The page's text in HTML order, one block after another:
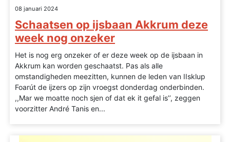
08 januari 2024
Schaatsen op ijsbaan Akkrum deze
week nog onzeker
Het is nog erg onzeker of er deze week op de ijsbaan in
Akkrum kan worden geschaatst. Pas als alle
omstandigheden meezitten, kunnen de leden van IIsklup
Foarút de ijzers op zijn vroegst donderdag onderbinden.
,,Mar we moatte noch sjen of dat ek it gefal is’’, zeggen
voorzitter André Tanis en...